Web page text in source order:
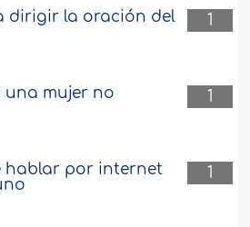
1
dirigir la oración del
1
una mujer no
1
hablar por internet